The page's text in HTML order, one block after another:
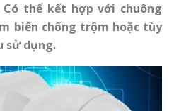
thể kết hợp với chuông
biến chống trộm hoặc tùy
sử dụng.